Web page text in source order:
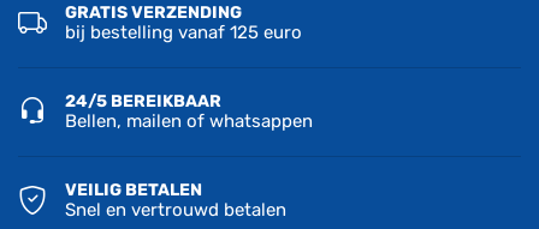
GRATIS VERZENDING
bij bestelling vanaf 125 euro
24/5 BEREIKBAAR
Bellen, mailen of whatsappen
VEILIG BETALEN
Snel en vertrouwd betalen